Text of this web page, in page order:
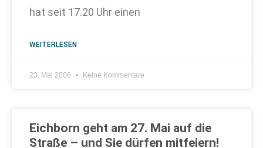
hat seit 17.20 Uhr einen
WEITERLESEN
23. Mai 2006 Keine Kommentare
Eichborn geht am 27. Mai auf die
Straße – und Sie dürfen mitfeiern!